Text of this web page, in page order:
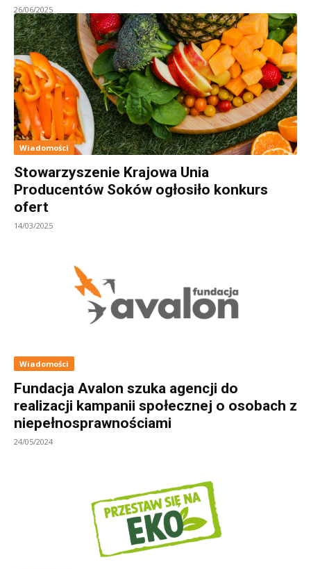
26/06/2025
Wiadomości
Stowarzyszenie Krajowa Unia
Producentów Soków ogłosiło konkurs
ofert
14/03/2025
Wiadomości
Fundacja Avalon szuka agencji do
realizacji kampanii społecznej o osobach z
niepełnosprawnościami
24/05/2024